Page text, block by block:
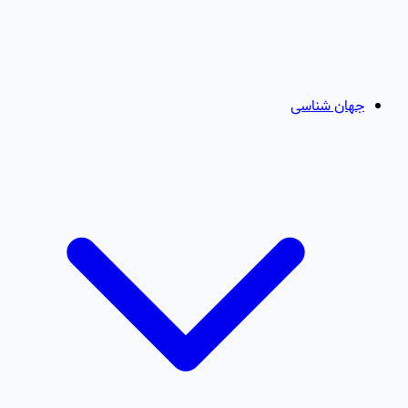
جهان شناسی